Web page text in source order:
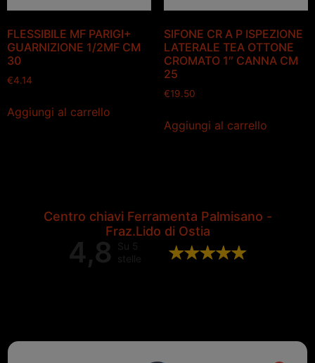
FLESSIBILE MF PARIGI+
GUARNIZIONE 1/2MF CM
30
€4.14
Aggiungi al carrello
SIFONE CR A P ISPEZIONE
LATERALE TEA OTTONE
CROMATO 1″ CANNA CM
25
€19.50
Aggiungi al carrello
Centro chiavi Ferramenta Palmisano -
Fraz.Lido di Ostia
4,8
Su 5
stelle